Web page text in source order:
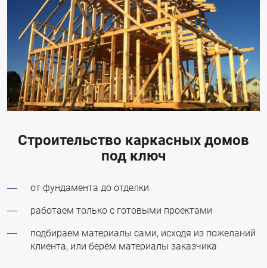
Строительство каркасных домов
под ключ
от фундамента до отделки
работаем только с готовыми проектами
подбираем материалы сами, исходя из пожеланий
клиента, или берём материалы заказчика